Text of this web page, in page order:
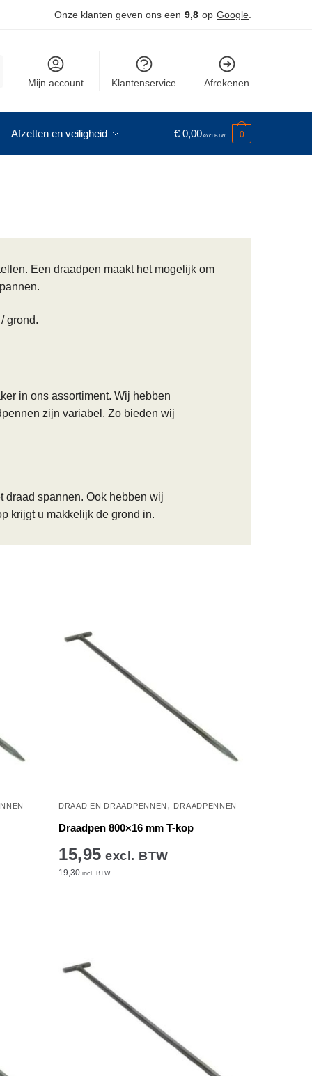
Onze klanten geven ons een 9,8 op Google
Mijn account Klantenservice Afrekenen
Afzetten en veiligheid € 0,00 0
Een draadpen maakt het mogelijk om
grond.
in ons assortiment. Wij hebben
zijn variabel. Zo bieden wij
draad spannen. Ook hebben wij
krijgt u makkelijk de grond in.
DRAAD EN DRAADPENNEN , DRAADPENNEN
Draadpen 800×16 mm T-kop
15,95 excl. BTW
19,30 incl. BTW